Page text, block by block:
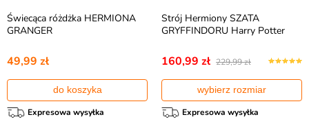
Świecąca różdżka HERMIONA
GRANGER
49,99 zł
do koszyka
Expresowa wysyłka
Strój Hermiony SZATA
GRYFFINDORU Harry Potter
160,99 zł 229,99 zł
wybierz rozmiar
Expresowa wysyłka